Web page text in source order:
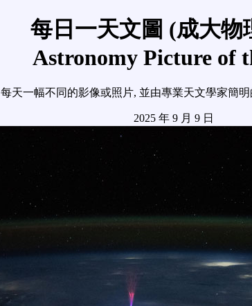
每日一天文圖 (成大物
Astronomy Picture of
每天一幅不同的影像或照片, 並由專業天文學家簡
2025 年 9 月 9 日